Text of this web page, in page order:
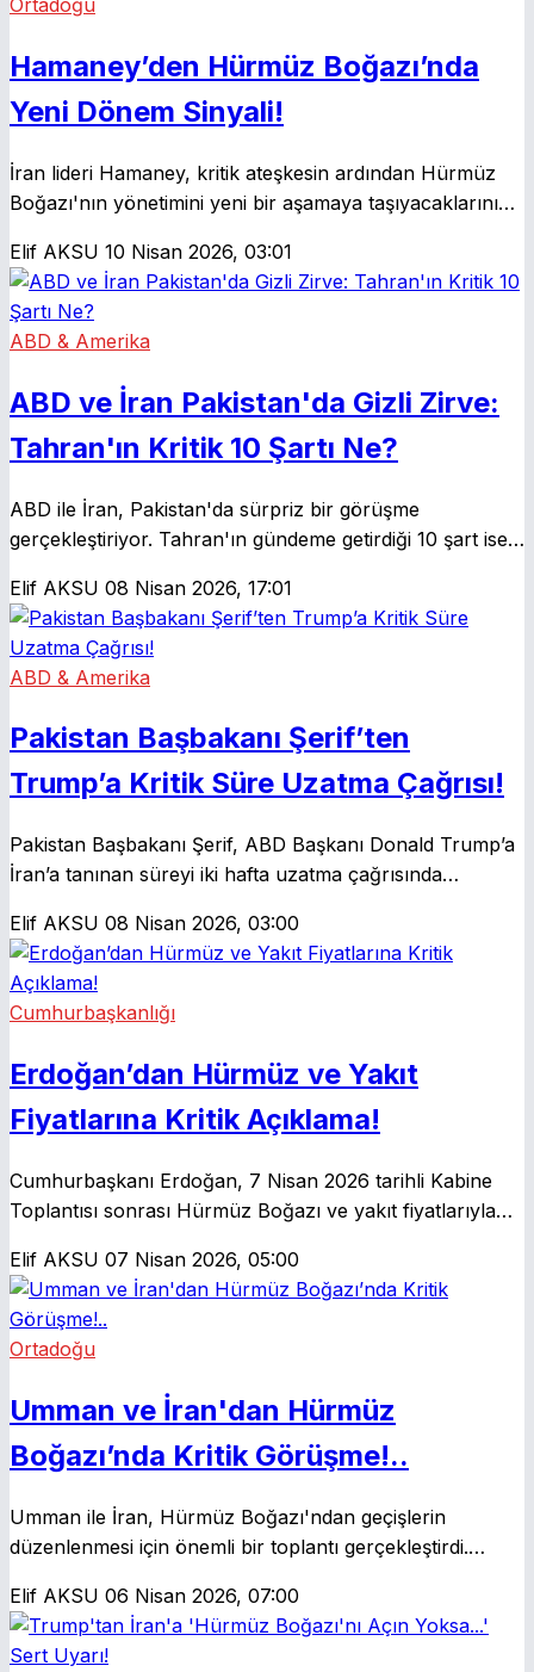
Hamaney’den Hürmüz Boğazı’nda
Yeni Dönem Sinyali!
İran lideri Hamaney, kritik ateşkesin ardından Hürmüz
Boğazı'nın yönetimini yeni bir aşamaya taşıyacaklarını
ilişkilerde önemli bir dönüm noktası yaşanabilir.
Elif AKSU 10 Nisan 2026, 03:01
ABD & Amerika
ABD ve İran Pakistan'da Gizli Zirve:
Tahran'ın Kritik 10 Şartı Ne?
ABD ile İran, Pakistan'da sürpriz bir görüşme
gerçekleştiriyor. Tahran'ın gündeme getirdiği 10 şart ise
Elif AKSU 08 Nisan 2026, 17:01
ABD & Amerika
Pakistan Başbakanı Şerif’ten
Trump’a Kritik Süre Uzatma Çağrısı!
Pakistan Başbakanı Şerif, ABD Başkanı Donald Trump’a
İran’a tanınan süreyi iki hafta uzatma çağrısında
Hürmüz Boğazı’nın açılmasını istedi.
Elif AKSU 08 Nisan 2026, 03:00
Cumhurbaşkanlığı
Erdoğan’dan Hürmüz ve Yakıt
Fiyatlarına Kritik Açıklama!
Cumhurbaşkanı Erdoğan, 7 Nisan 2026 tarihli Kabine
Toplantısı sonrası Hürmüz Boğazı ve yakıt fiyatlarıyla
etkiler mercek altına alındı.
Elif AKSU 07 Nisan 2026, 05:00
Ortadoğu
Umman ve İran'dan Hürmüz
Boğazı’nda Kritik Görüşme!..
Umman ile İran, Hürmüz Boğazı'ndan geçişlerin
düzenlenmesi için önemli bir toplantı gerçekleştirdi.
enerji piyasalarında yeni dalgalanmalara yol açabilir.
Elif AKSU 06 Nisan 2026, 07:00